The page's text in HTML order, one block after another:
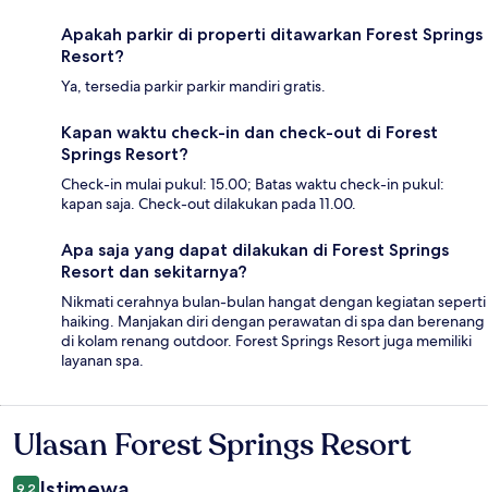
Apakah parkir di properti ditawarkan Forest Springs
Resort?
Ya, tersedia parkir parkir mandiri gratis.
Kapan waktu check-in dan check-out di Forest
Springs Resort?
Check-in mulai pukul: 15.00; Batas waktu check-in pukul:
kapan saja. Check-out dilakukan pada 11.00.
Apa saja yang dapat dilakukan di Forest Springs
Resort dan sekitarnya?
Nikmati cerahnya bulan-bulan hangat dengan kegiatan seperti
haiking. Manjakan diri dengan perawatan di spa dan berenang
di kolam renang outdoor. Forest Springs Resort juga memiliki
layanan spa.
Ulasan
Ulasan Forest Springs Resort
9,2